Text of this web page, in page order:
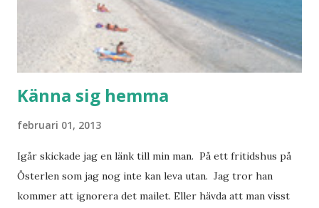
Känna sig hemma
februari 01, 2013
Igår skickade jag en länk till min man. På ett fritidshus på
Österlen som jag nog inte kan leva utan. Jag tror han
kommer att ignorera det mailet. Eller hävda att man visst